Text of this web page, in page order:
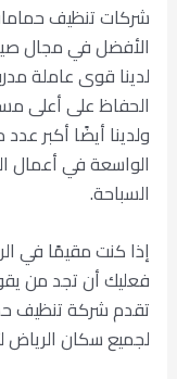
شركات تنظيف
الأفضل في مجال
لدينا قوى عاملة
الحفاظ على أعلى
ولدينا أيضًا أكبر
الواسعة في أعمال
السباحة.
إذا كنت مقيمًا في
فعليك أن تجد من
تقدم شركة تنظيف
لجميع سكان الرياض